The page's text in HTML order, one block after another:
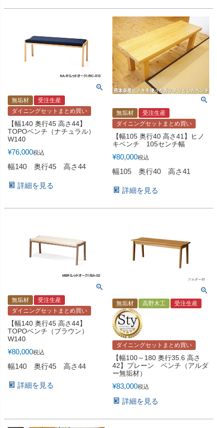
無垢材
受注生産
ダイニングセットまとめ買い
【幅140 奥行45 高さ44】
TOPOベンチ（ナチュラル）
W140
¥76,000税込
幅140 奥行45 高さ44
詳細を見る
無垢材
受注生産
ダイニングセットまとめ買い
【幅105 奥行40 高さ41】ヒノ
キベンチ 105センチ幅
¥80,000税込
幅105 奥行40 高さ41
詳細を見る
無垢材
受注生産
ダイニングセットまとめ買い
【幅140 奥行45 高さ44】
TOPOベンチ（ブラウン）
W140
¥80,000税込
幅140 奥行45 高さ44
詳細を見る
無垢材 高野木工 受注生産
ダイニングセットまとめ買い
【幅100～180 奥行35.6 高さ
42】プレーン ベンチ（アルダ
ー無垢材）
¥83,000税込
詳細を見る